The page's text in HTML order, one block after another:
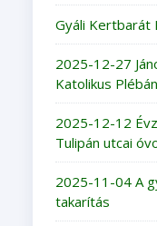
Gyáli Kertbarát
2025-12-27
Katolikus
2025-12-12
Tulipán utcai
2025-11-04 A
takarítás